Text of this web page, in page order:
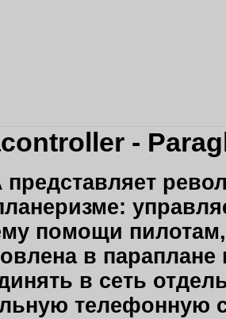
-
представляет
помощи
в
в сеть
телефонную